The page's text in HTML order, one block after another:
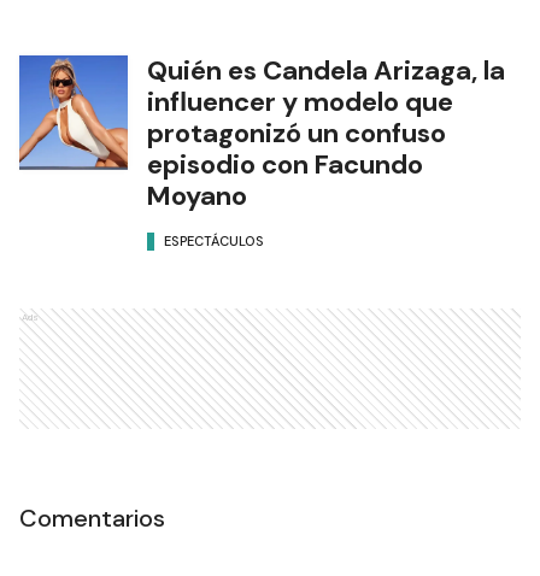
Quién es Candela Arizaga, la
influencer y modelo que
protagonizó un confuso
episodio con Facundo
Moyano
ESPECTÁCULOS
Ads
Comentarios